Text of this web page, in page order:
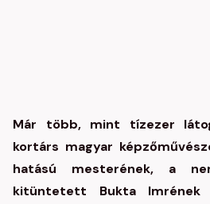
Már több, mint tízezer
kortárs magyar
hatású mesterének, a
kitüntetett Bukta Imrének